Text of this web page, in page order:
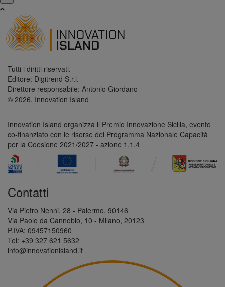
Tutti i diritti riservati.
Editore: Digitrend S.r.l.
Direttore responsabile: Antonio Giordano
© 2026, Innovation Island
Innovation Island organizza il Premio Innovazione Sicilia, evento
co-finanziato con le risorse del Programma Nazionale Capacità
per la Coesione 2021/2027 - azione 1.1.4
Contatti
Via Pietro Nenni, 28 - Palermo, 90146
Via Paolo da Cannobio, 10 - Milano, 20123
P.IVA: 09457150960
Tel: +39 327 621 5632
info@innovationisland.it